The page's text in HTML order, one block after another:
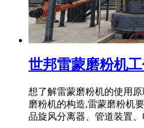
世邦雷蒙磨粉机
想了解雷蒙磨粉机的使用
磨粉机的构造,雷蒙磨粉机
品旋风分离器、管道装置、